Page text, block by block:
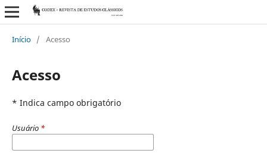
Início / Acesso
Acesso
* Indica campo obrigatório
Usuário *